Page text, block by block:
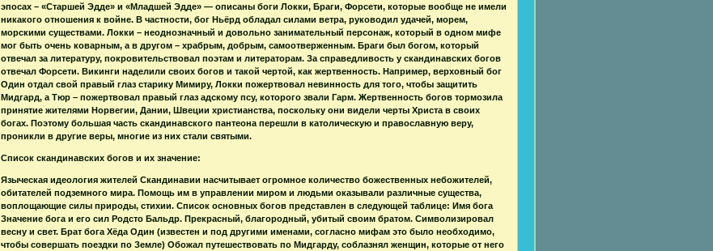
эпосах – «Старшей Эдде» и «Младшей Эдде» — описаны боги Локки, Браги, Форсети, которые вообще не имели
никакого отношения к войне. В частности, бог Ньёрд обладал силами ветра, руководил удачей, морем,
морскими существами. Локки – неоднозначный и довольно занимательный персонаж, который в одном мифе
мог быть очень коварным, а в другом – храбрым, добрым, самоотверженным. Браги был богом, который
отвечал за литературу, покровительствовал поэтам и литераторам. За справедливость у скандинавских богов
отвечал Форсети. Викинги наделили своих богов и такой чертой, как жертвенность. Например, верховный бог
Один отдал свой правый глаз старику Мимиру, Локки пожертвовал невинность для того, чтобы защитить
Мидгард, а Тюр – пожертвовал правый глаз адскому псу, которого звали Гарм. Жертвенность богов тормозила
принятие жителями Норвегии, Дании, Швеции христианства, поскольку они видели черты Христа в своих
богах. Поэтому большая часть скандинавского пантеона перешли в католическую и православную веру,
проникли в другие веры, многие из них стали святыми.
Список скандинавских богов и их значение:
Языческая идеология жителей Скандинавии насчитывает огромное количество божественных небожителей,
обитателей подземного мира. Помощь им в управлении миром и людьми оказывали различные существа,
воплощающие силы природы, стихии. Список основных богов представлен в следующей таблице: Имя бога
Значение бога и его сил Родсто Бальдр. Прекрасный, благородный, убитый своим братом. Символизировал
весну и свет. Брат бога Хёда Один (известен и под другими именами, согласно мифам это было необходимо,
чтобы совершать поездки по Земле) Обожал путешествовать по Мидгарду, соблазнял женщин, которые от него